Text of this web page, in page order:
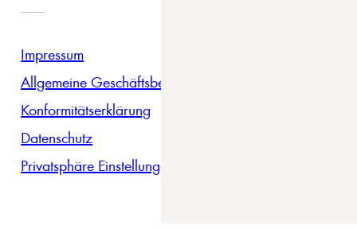
Impressum
Allgemeine Geschäftsbedingungen
Konformitätserklärung
Datenschutz
Privatsphäre Einstellungen